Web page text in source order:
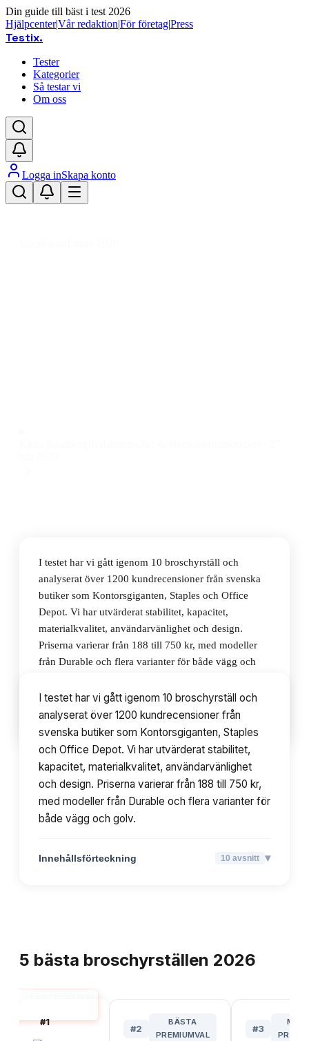
Din guide till bäst i test 2026
Hjälpcenter|Vår redaktion|För företag|Press
Testix.
Tester
Kategorier
Så testar vi
Om oss
Logga inSkapa konto
I testet har vi gått igenom 10 broschyrställ och
analyserat över 1200 kundrecensioner från svenska
butiker som Kontorsgiganten, Staples och Office
Depot. Vi har utvärderat stabilitet, kapacitet,
materialkvalitet, användarvänlighet och design.
Priserna varierar från 188 till 750 kr, med modeller
från Durable och flera varianter för både vägg och
Innehållsförteckning 10avsnitt
I testet har vi gått igenom 10 broschyrställ och
analyserat över 1200 kundrecensioner från
svenska butiker som Kontorsgiganten, Staples
och Office Depot. Vi har utvärderat stabilitet,
kapacitet, materialkvalitet, användarvänlighet
och design. Priserna varierar från 188 till 750 kr,
med modeller från Durable och flera varianter för
både vägg och golv.
Innehållsförteckning 10 avsnitt ▾
5 bästa broschyrställen 2026
#1
#2
BÄSTA
PREMIUMVAL
#3